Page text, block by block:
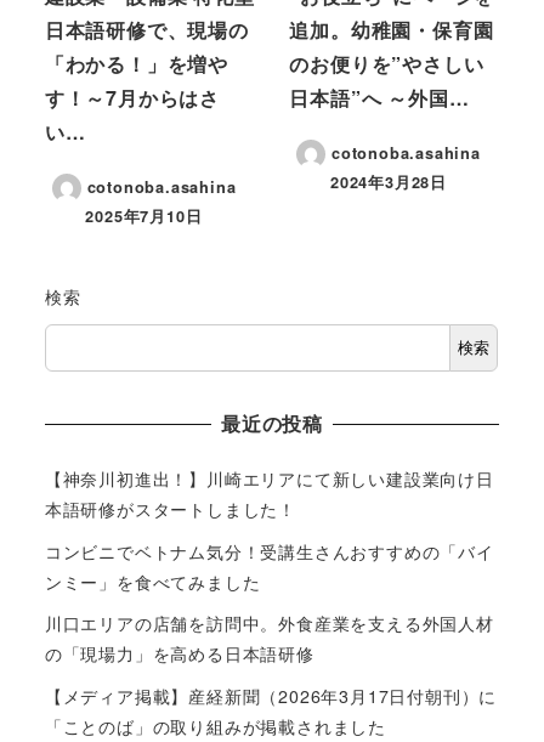
日本語研修で、現場の
「わかる！」を増や
す！～7月からはさ
い…
cotonoba.asahina
2025年7月10日
追加。幼稚園・保育園
のお便りを”やさしい
日本語”へ ～外国…
cotonoba.asahina
2024年3月28日
検索
検索
最近の投稿
【神奈川初進出！】川崎エリアにて新しい建設業向け日
本語研修がスタートしました！
コンビニでベトナム気分！受講生さんおすすめの「バイ
ンミー」を食べてみました
川口エリアの店舗を訪問中。外食産業を支える外国人材
の「現場力」を高める日本語研修
【メディア掲載】産経新聞（2026年3月17日付朝刊）に
「ことのば」の取り組みが掲載されました